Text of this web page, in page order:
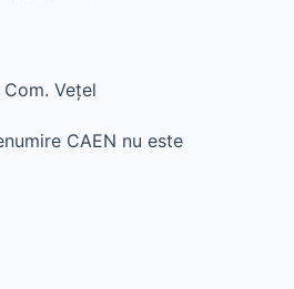
Veţel
CAEN nu este